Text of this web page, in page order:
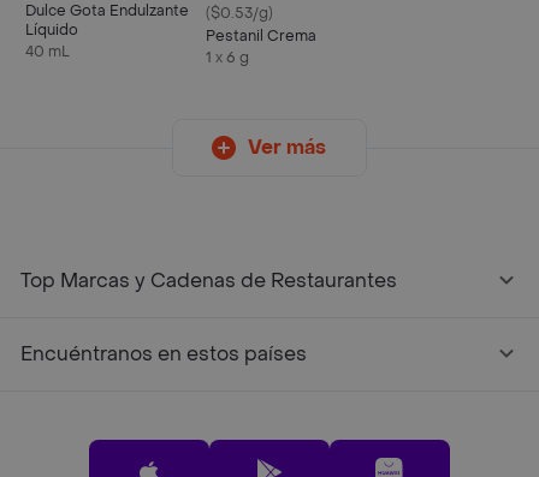
Dulce Gota Endulzante
Líquido
40 mL
($0.53/g)
Pestanil Crema
1 x 6 g
Ver más
Top Marcas y Cadenas de Restaurantes
Encuéntranos en estos países